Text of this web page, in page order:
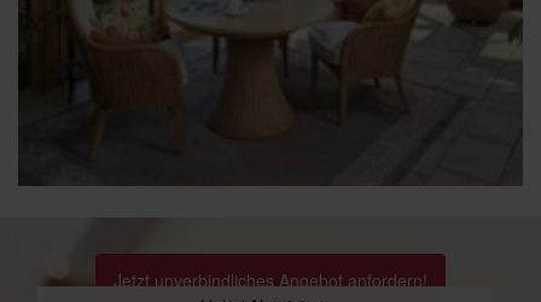
Jetzt unverbindliches Angebot anfordern!